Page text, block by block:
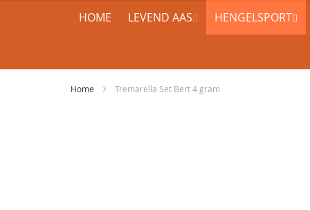
HOME LEVEND AAS HENGELSPORT
Home Tremarella Set Bert 4 gram